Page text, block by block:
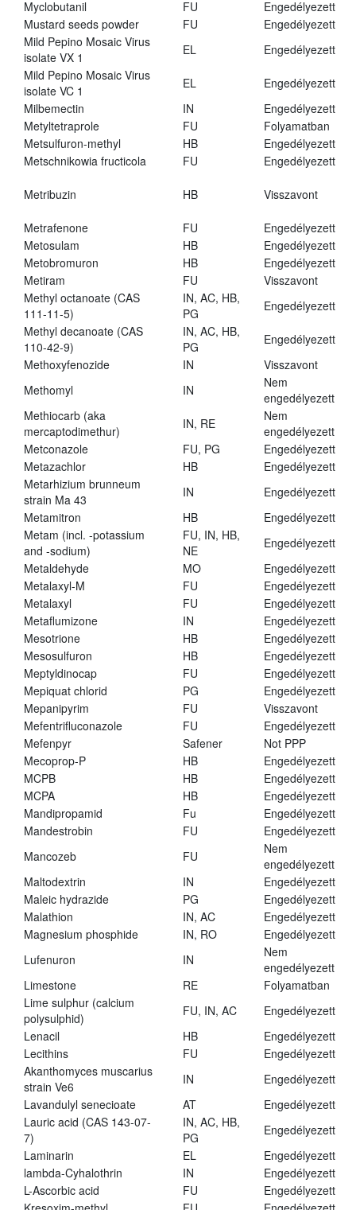
Myclobutanil FU
Engedélyezett
Mustard seeds powder
FU
Engedélyezett
Mild Pepino Mosaic Virus
isolate VX 1
EL
Engedélyezett
Mild Pepino Mosaic Virus
isolate VC 1
EL
Engedélyezett
Milbemectin
IN
Engedélyezett
Metyltetraprole
FU
Folyamatban
Metsulfuron-methyl
HB
Engedélyezett
Metschnikowia fructicola
FU Engedélyezett
Metribuzin HB Visszavont
Metrafenone FU
Engedélyezett
Metosulam
HB
Engedélyezett
Metobromuron
HB
Engedélyezett
Metiram
FU
Visszavont
Methyl octanoate (CAS
111-11-5)
IN, AC, HB,
PG
Engedélyezett
Methyl decanoate (CAS
110-42-9)
IN, AC, HB,
PG
Engedélyezett
Methoxyfenozide
IN
Visszavont
Methomyl
IN
Nem
engedélyezett
Methiocarb (aka
mercaptodimethur)
IN, RE
Nem
engedélyezett
Metconazole
FU, PG
Engedélyezett
Metazachlor
HB
Engedélyezett
Metarhizium brunneum
strain Ma 43
IN
Engedélyezett
Metamitron
HB
Engedélyezett
Metam (incl. -potassium
and -sodium)
FU, IN, HB,
NE
Engedélyezett
Metaldehyde
MO
Engedélyezett
Metalaxyl-M
FU
Engedélyezett
Metalaxyl
FU
Engedélyezett
Metaflumizone
IN
Engedélyezett
Mesotrione
HB
Engedélyezett
Mesosulfuron
HB
Engedélyezett
Meptyldinocap
FU
Engedélyezett
Mepiquat chlorid
PG
Engedélyezett
Mepanipyrim
FU
Visszavont
Mefentrifluconazole
FU
Engedélyezett
Mefenpyr
Safener
Not PPP
Mecoprop-P
HB
Engedélyezett
MCPB
HB
Engedélyezett
MCPA
HB
Engedélyezett
Mandipropamid
Fu
Engedélyezett
Mandestrobin
FU
Engedélyezett
Mancozeb
FU
Nem
engedélyezett
Maltodextrin
IN
Engedélyezett
Maleic hydrazide
PG
Engedélyezett
Malathion
IN, AC
Engedélyezett
Magnesium phosphide
IN, RO
Engedélyezett
Lufenuron
IN
Nem
engedélyezett
Limestone
RE
Folyamatban
Lime sulphur (calcium
polysulphid)
FU, IN, AC
Engedélyezett
Lenacil
HB
Engedélyezett
Lecithins
FU
Engedélyezett
Akanthomyces muscarius
strain Ve6
IN
Engedélyezett
Lavandulyl senecioate
AT
Engedélyezett
Lauric acid (CAS 143-07-
7)
IN, AC, HB,
PG
Engedélyezett
Laminarin
EL
Engedélyezett
lambda-Cyhalothrin
IN
Engedélyezett
L-Ascorbic acid
FU
Engedélyezett